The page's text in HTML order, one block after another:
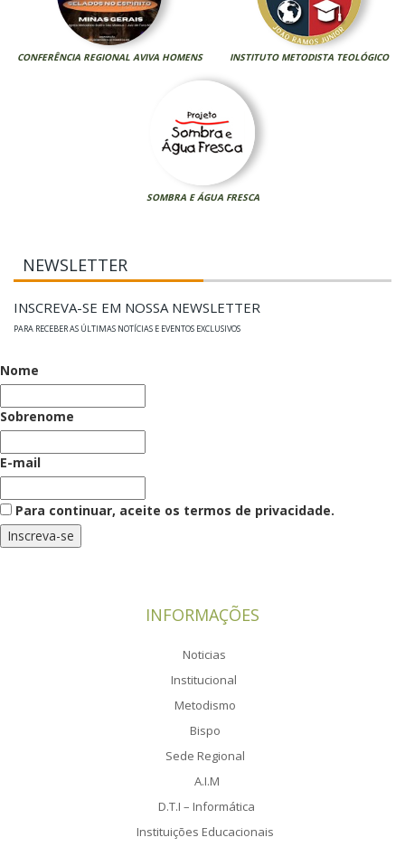
CONFERÊNCIA REGIONAL AVIVA HOMENS INSTITUTO METODISTA TEOLÓGICO
SOMBRA E ÁGUA FRESCA
NEWSLETTER
INSCREVA-SE EM NOSSA NEWSLETTER
PARA RECEBER AS ÚLTIMAS NOTÍCIAS E EVENTOS EXCLUSIVOS
Nome
Sobrenome
E-mail
Para continuar, aceite os termos de privacidade.
INFORMAÇÕES
Noticias
Institucional
Metodismo
Bispo
Sede Regional
A.I.M
D.T.I – Informática
Instituições Educacionais